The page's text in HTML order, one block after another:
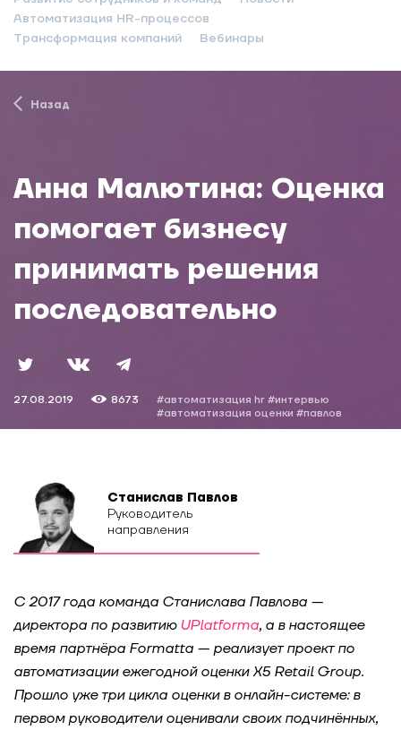
Автоматизация HR-процессов
Трансформация компаний
Вебинары
Назад
Анна Малютина: Оценка
помогает бизнесу
принимать решения
последовательно
27.08.2019 8673 #автоматизация hr #интервью
#автоматизация оценки #павлов
Станислав Павлов
Руководитель
направления
С 2017 года команда Станислава Павлова —
директора по развитию UPlatforma, а в настоящее
время партнёра Formatta — реализует проект по
автоматизации ежегодной оценки X5 Retail Group.
Прошло уже три цикла оценки в онлайн-системе: в
первом руководители оценивали своих подчинённых,